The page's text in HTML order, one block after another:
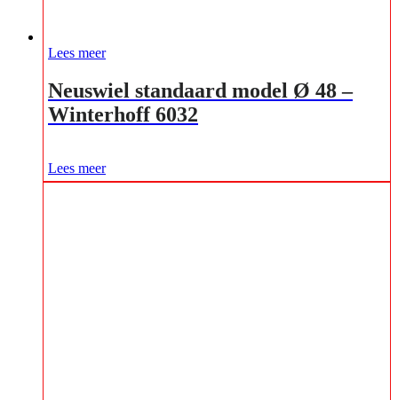
Lees meer
Neuswiel standaard model Ø 48 –
Winterhoff 6032
Lees meer